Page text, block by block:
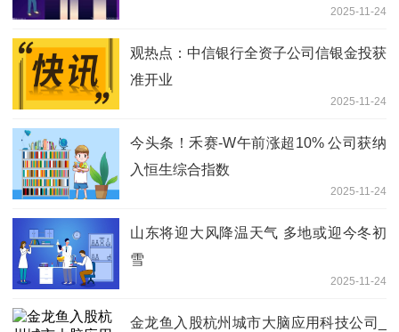
2025-11-24
观热点：中信银行全资子公司信银金投获
准开业
2025-11-24
今头条！禾赛-W午前涨超10% 公司获纳
入恒生综合指数
2025-11-24
山东将迎大风降温天气 多地或迎今冬初
雪
2025-11-24
金龙鱼入股杭州城市大脑应用科技公司_